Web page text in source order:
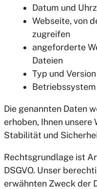
Datum und
Webseite, von
zugreifen
angeforderte
Dateien
Typ und
Betriebssystem
Die genannten Daten
erhoben, Ihnen unsere
Stabilität und
Rechtsgrundlage ist
DSGVO. Unser
erwähnten Zweck der